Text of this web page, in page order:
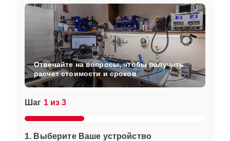
Шаг 1 из 3
1. Выберите Ваше устройство
Отвечайте на вопросы, чтобы получить
расчет стоимости и сроков